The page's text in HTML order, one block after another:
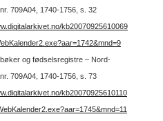
709A04, 1740-1756, s. 32
kb20070925610069
og fødselsregistre – Nord-
709A04, 1740-1756, s. 73
kb20070925610110